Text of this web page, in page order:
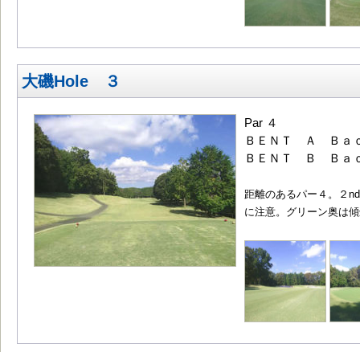
大磯Hole ３
Par ４
ＢＥＮＴ Ａ Ｂａ
ＢＥＮＴ Ｂ Ｂａ
距離のあるパー４。２
に注意。グリーン奥は